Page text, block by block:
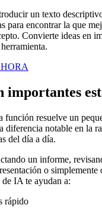
un texto
para encontrar la que
Convierte ideas en
importantes
función resuelve un
diferencia notable en la
del día a día.
un informe,
o simplemente
de IA te ayudan a:
rápido